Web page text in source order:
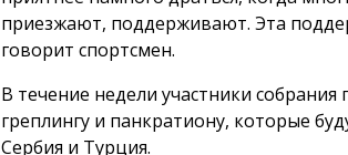
приезжают, поддерживают. Эта
говорит спортсмен.
В течение недели участники
греплингу и панкратиону, которые
Сербия и Турция.